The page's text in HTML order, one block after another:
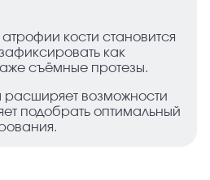
кости становится
как
съёмные протезы.
расширяет возможности
подобрать оптимальный